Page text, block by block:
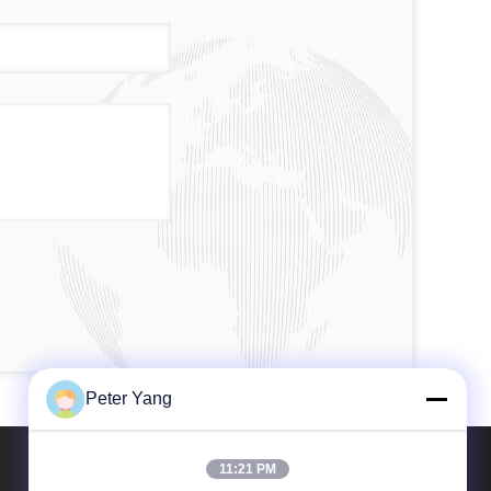
Peter Yang
11:21 PM